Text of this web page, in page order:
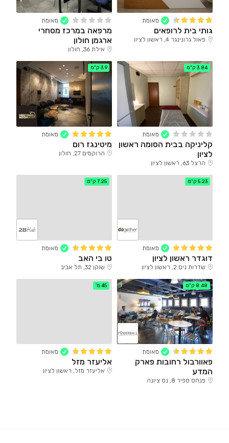
מאומת
גותי בית לרופאים
פאול גרונינגר 4, ראשון לציון
מאומת
מרפאה במרכז מסחרי
ארגמן חולון
אילת 36, חולון
מאומת
3.84 ק"מ
קליניקה בבית הסומה ראשון
לציון
הרצל 63, ראשון לציון
מאומת
3.9 ק"מ
מיטינגז רום
הרוקמים 27, חולון
מאומת
5.23 ק"מ
דוגדר ראשון לציון
שדרות נים 2, ראשון לציון
מאומת
7.25 ק"מ
טו בי האב
שוקן 32, תל אביב
מאומת
8.48 ק"מ
פאוורבול רחובות פארק
המדע
פנחס ספיר 8, נס ציונה
מאומת
45 מ'
אליעזר מזל
אליעזר מזל, ראשון לציון